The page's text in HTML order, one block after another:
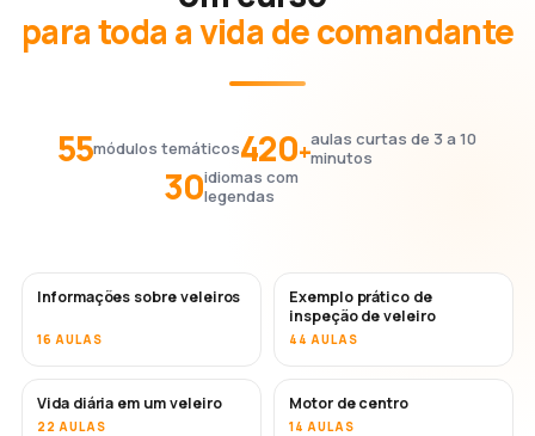
para toda a vida de comandante
55módulos temáticos420+aulas curtas de 3 a 10
minutos
30idiomas com
legendas
Informações sobre veleiros
16 AULAS
Exemplo prático de
inspeção de veleiro
44 AULAS
Vida diária em um veleiro
22 AULAS
Motor de centro
14 AULAS